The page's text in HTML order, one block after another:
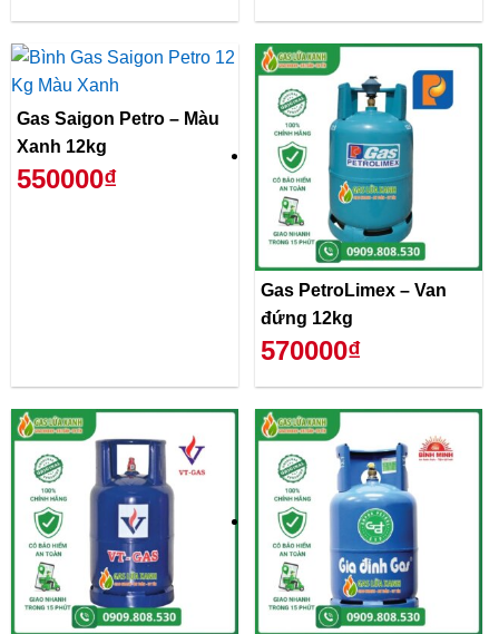
Gas Saigon Petro – Màu
Xanh 12kg
550000₫
Gas PetroLimex – Van
đứng 12kg
570000₫